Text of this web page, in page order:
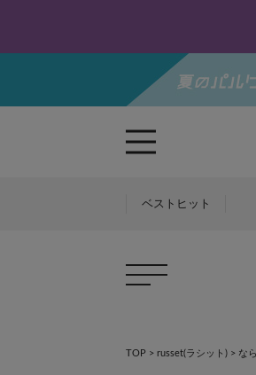
ベストヒット
TOP > russet(ラシット) > な